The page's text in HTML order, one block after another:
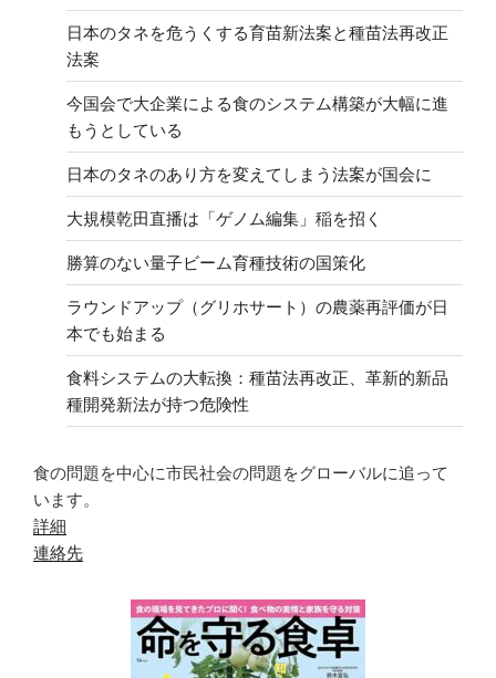
日本のタネを危うくする育苗新法案と種苗法再改正
法案
今国会で大企業による食のシステム構築が大幅に進
もうとしている
日本のタネのあり方を変えてしまう法案が国会に
大規模乾田直播は「ゲノム編集」稲を招く
勝算のない量子ビーム育種技術の国策化
ラウンドアップ（グリホサート）の農薬再評価が日
本でも始まる
食料システムの大転換：種苗法再改正、革新的新品
種開発新法が持つ危険性
食の問題を中心に市民社会の問題をグローバルに追って
います。
詳細
連絡先